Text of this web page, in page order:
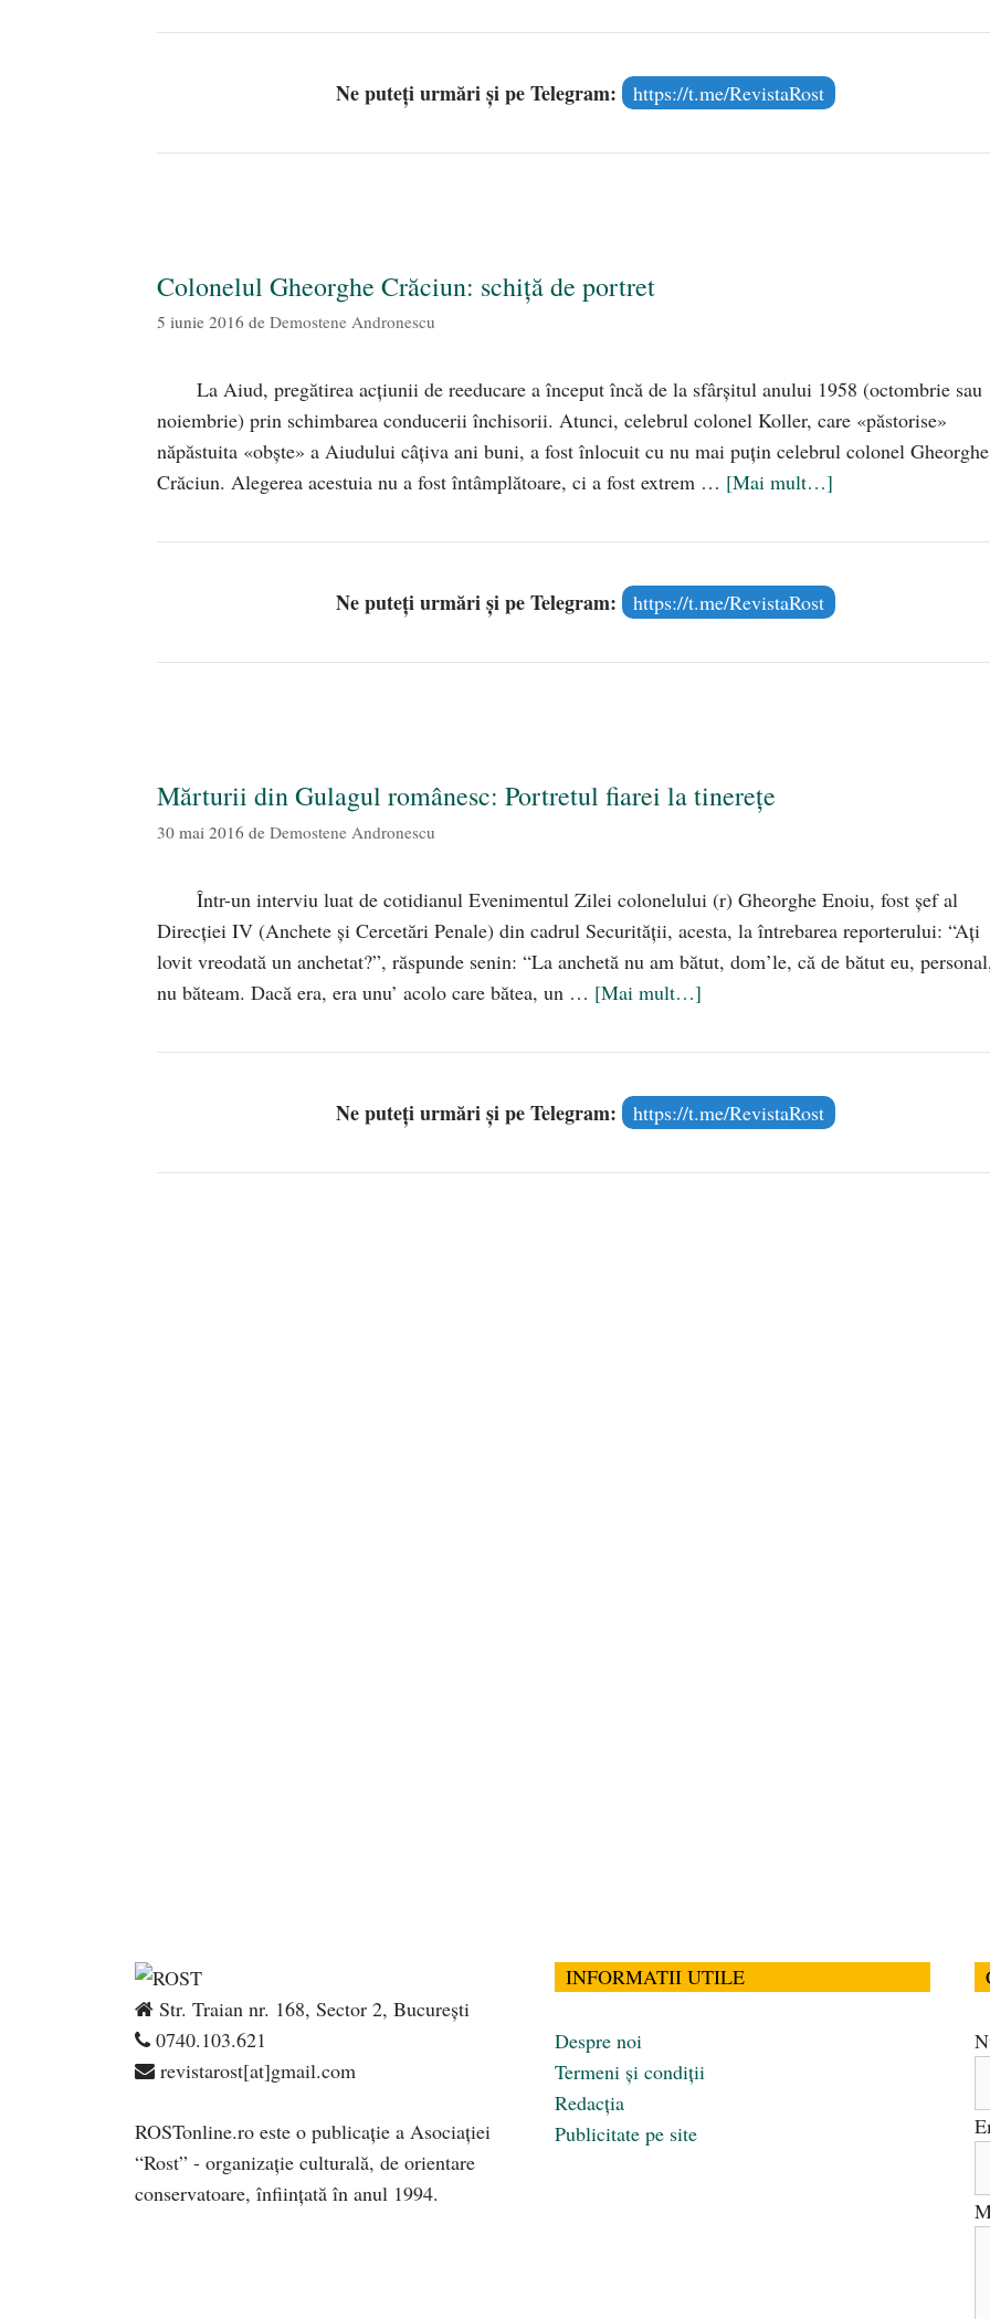
Ne puteți urmări și pe Telegram: https://t.me/RevistaRost
Colonelul Gheorghe Crăciun: schiță de portret
5 iunie 2016 de Demostene Andronescu
La Aiud, pregătirea acţiunii de reeducare a început încă de la sfârşitul anului 1958 (octombrie sau
noiembrie) prin schimbarea conducerii închisorii. Atunci, celebrul colonel Koller, care «păstorise»
năpăstuita «obşte» a Aiudului câţiva ani buni, a fost înlocuit cu nu mai puţin celebrul colonel Gheorghe
Crăciun. Alegerea acestuia nu a fost întâmplătoare, ci a fost extrem … [Mai mult…]
Ne puteți urmări și pe Telegram: https://t.me/RevistaRost
Mărturii din Gulagul românesc: Portretul fiarei la tinerețe
30 mai 2016 de Demostene Andronescu
Într-un interviu luat de cotidianul Evenimentul Zilei colonelului (r) Gheorghe Enoiu, fost şef al
Direcţiei IV (Anchete şi Cercetări Penale) din cadrul Securităţii, acesta, la întrebarea reporterului: “Aţi
lovit vreodată un anchetat?”, răspunde senin: “La anchetă nu am bătut, dom’le, că de bătut eu,
nu băteam. Dacă era, era unu’ acolo care bătea, un … [Mai mult…]
Ne puteți urmări și pe Telegram: https://t.me/RevistaRost
Str. Traian nr. 168, Sector 2, București
0740.103.621
revistarost[at]gmail.com
ROSTonline.ro este o publicaţie a Asociaţiei
“Rost” - organizaţie culturală, de orientare
conservatoare, înfiinţată în anul 1994.
INFORMATII UTILE
Despre noi
Termeni și condiții
Redacția
Publicitate pe site